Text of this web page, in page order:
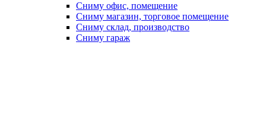
Сниму офис, помещение
Сниму магазин, торговое помещение
Сниму склад, производство
Сниму гараж